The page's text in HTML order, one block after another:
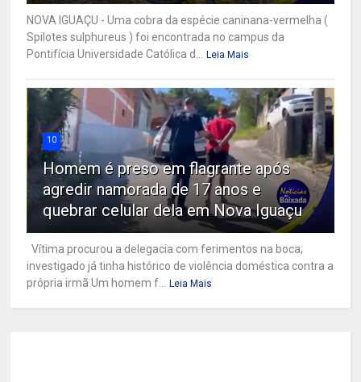
NOVA IGUAÇU - Uma cobra da espécie caninana-vermelha (
Spilotes sulphureus ) foi encontrada no campus da
Pontifícia Universidade Católica d...
Leia Mais
10
Homem é preso em flagrante após
agredir namorada de 17 anos e
quebrar celular dela em Nova Iguaçu
Vítima procurou a delegacia com ferimentos na boca;
investigado já tinha histórico de violência doméstica contra a
própria irmã Um homem f...
Leia Mais